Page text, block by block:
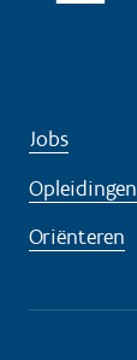
Jobs
Opleidingen
Oriënteren